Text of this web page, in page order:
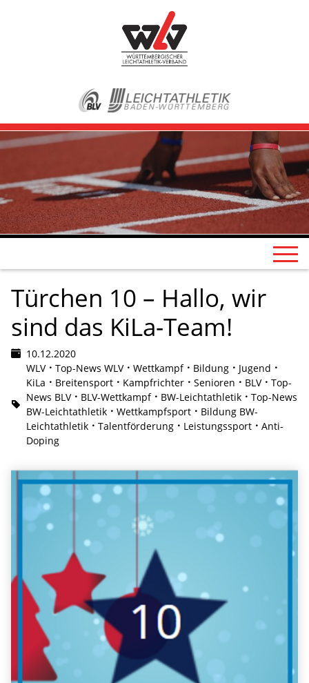
Türchen 10 – Hallo, wir
sind das KiLa-Team!
10.12.2020
WLV
Top-News WLV Wettkampf Bildung
Jugend
KiLa
Breitensport Kampfrichter Senioren BLV
Top-
News BLV
BLV-Wettkampf BW-Leichtathletik
Top-News
BW-Leichtathletik
Wettkampfsport
Bildung BW-
Leichtathletik
Talentförderung Leistungssport
Anti-
Doping